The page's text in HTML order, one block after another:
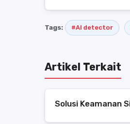
Tags: #AI detector
Artikel Terkait
Solusi Keamanan